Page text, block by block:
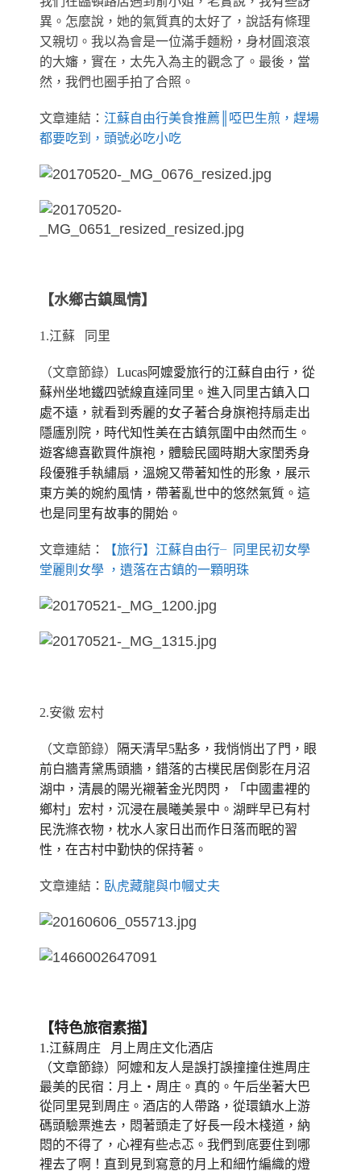
異。怎麼說，她的氣質真的太好了，說話有條理
又親切。我以為會是一位滿手麵粉，身材圓滾滾
的大嬸，實在，太先入為主的觀念了。 最後，當
然，我們也圈手拍了合照。
文章連結： 江蘇自由行美食推薦║啞巴生煎，趕場
都要吃到，頭號必吃小吃
【水鄉古鎮風情】
1.江蘇 同里
（文章節錄） Lucas阿嬤愛旅行的江蘇自由行，從
蘇州坐地鐵四號線直達同里。進入同里古鎮入口
處不遠，就看到秀麗的女子著合身旗袍持扇走出
隱廬別院，時代知性美在古鎮氛圍中由然而生。
遊客總喜歡買件旗袍，體驗民國時期大家閨秀身
段優雅手執繡扇，溫婉又帶著知性的形象，展示
東方美的婉約風情，帶著亂世中的悠然氣質。這
也是同里有故事的開始。
文章連結：
【旅行】江蘇自由行╴同里民初女學
堂麗則女學 ，遺落在古鎮的一顆明珠
2.安徽 宏村
（文章節錄）
隔天清早5點多，我悄悄出了門，眼
前白牆青黛馬頭牆，錯落的古樸民居倒影在月沼
湖中，清晨的陽光襯著金光閃閃，「中國畫裡的
鄉村」宏村， 沉浸在晨曦美景中。湖畔早已有村
民洗滌衣物，枕水人家日出而作日落而眠的習
性，在古村中勤快的保持著。
文章連結： 臥虎藏龍與巾幗丈夫
【特色旅宿素描】
1.江蘇周庄 月上周庄文化酒店
（文章節錄）
阿嬤和友人是誤打誤撞撞住進周庄
最美的民宿：月上‧周庄。真的。 午后坐著大巴
從同里晃到周庄。酒店的人帶路，從環鎮水上游
碼頭驗票進去，悶著頭走了好長一段木棧道，納
悶的不得了，心裡有些忐忑。 我們到底要住到哪
裡去了啊！ 直到見到寫意的月上和細竹編織的燈